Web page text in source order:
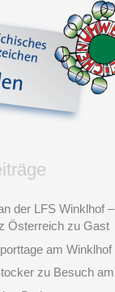
der LFS Winklhof
Österreich zu Gast
am Winklhof
zu Besuch